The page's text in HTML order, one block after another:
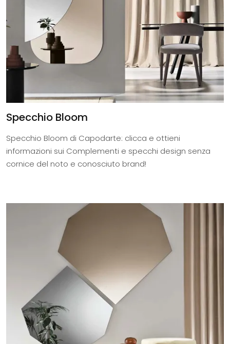
Specchio Bloom
Specchio Bloom di Capodarte: clicca e ottieni
informazioni sui Complementi e specchi design senza
cornice del noto e conosciuto brand!